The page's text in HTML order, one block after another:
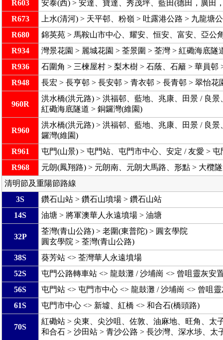
R603
安泰(西) > 安達、寶達、秀茂坪、藍田(德田，廣田
R673
上水(清河) > 天平邨、粉嶺 > 吐露港公路 > 九龍塘
R680
錦英苑 > 馬鞍山市中心、耀安、恒安、富安、亞公
R934
灣景花園 > 麗城花園 > 荃景圍 > 荃灣 > 紅磡海底隧
R936
石圍角 > 三楝屋村 > 梨木樹 > 石蔭、石籬 > 華員邨
R948
長宏 > 長亨邨 > 長安邨 > 青衣邨 > 長青邨 > 翠怡
960R
洪水橋(洪元路) > 洪福邨、藍地、兆康、田景 / 良
紅磡海底隧道 > 銅鑼灣(維園)
R960
洪水橋(洪元路) > 洪福邨、藍地、兆康、田景 / 良
鑼灣(維園)
R961
屯門(山景) > 屯門站、屯門市中心、安定 / 友愛 >
R968
元朗(鳳翔路) > 元朗南、元朗大馬路、形點 > 大欖
清明節及重陽節路線
3S
鑽石山站 > 鑽石山墳場 > 鑽石山站
14S
油塘 > 將軍澳華人永遠墳場 > 油塘
32P
荃灣(青山公路) > 老圍(東普陀) > 圓玄學院
圓玄學院 > 荃灣(青山公路)
38S
葵芳站 <> 荃灣華人永遠墳場
52S
屯門公路轉車站 <> 龍鼓灘 / 沙埔崗 <> 曾咀靈灰安
56S
屯門站 <> 屯門市中心 <> 龍鼓灘 / 沙埔崗 <> 曾咀
61S
屯門市中心 <> 新墟、紅橋 <> 和合石(橋頭路)
70S
紅磡站 > 尖東、尖沙咀、佐敦、油麻地、旺角、太
和合石 > 沙田站 > 青沙公路 > 長沙灣、深水埗、